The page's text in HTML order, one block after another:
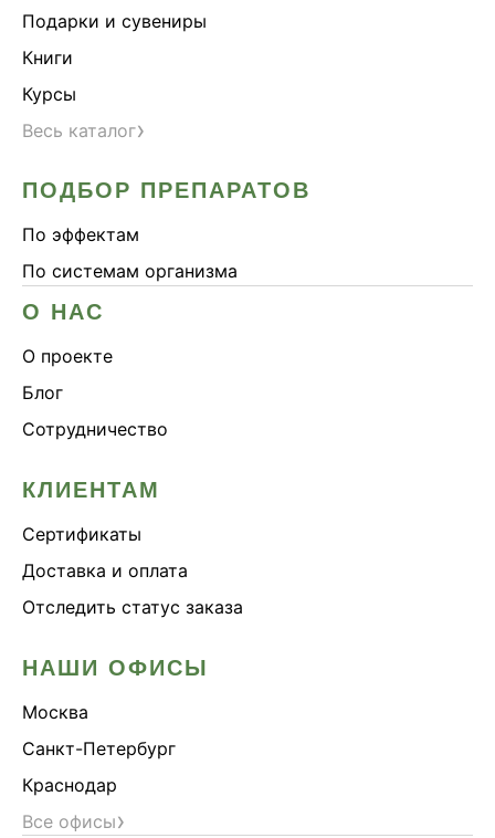
Подарки и сувениры
Книги
Курсы
Весь каталог›
ПОДБОР ПРЕПАРАТОВ
По эффектам
По системам организма
О НАС
О проекте
Блог
Сотрудничество
КЛИЕНТАМ
Сертификаты
Доставка и оплата
Отследить статус заказа
НАШИ ОФИСЫ
Москва
Санкт-Петербург
Краснодар
Все офисы›